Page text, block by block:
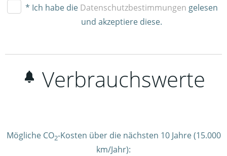
* Ich habe die Datenschutzbestimmungen gelesen
und akzeptiere diese.
Verbrauchswerte
Mögliche CO2-Kosten über die nächsten 10 Jahre (15.000
km/Jahr):